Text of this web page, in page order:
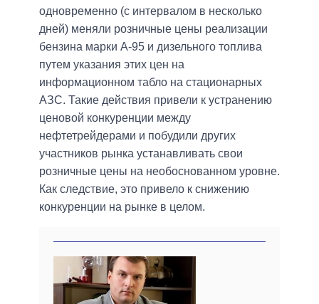
одновременно (с интервалом в несколько
дней) меняли розничные цены реализации
бензина марки А-95 и дизельного топлива
путем указания этих цен на
информационном табло на стационарных
АЗС. Такие действия привели к устранению
ценовой конкуренции между
нефтетрейдерами и побудили других
участников рынка устанавливать свои
розничные цены на необоснованном уровне.
Как следствие, это привело к снижению
конкуренции на рынке в целом.